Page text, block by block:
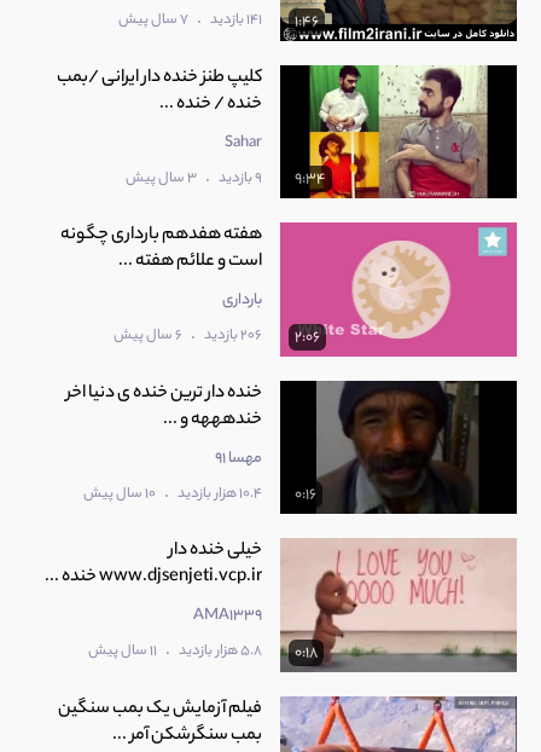
1:46 141 بازدید . 7 سال پیش
9:34
کلیپ طنز خنده دار ایرانی /بمب
خنده / خنده ...
Sahar
9 بازدید . 3 سال پیش
2:06
هفته هفدهم بارداری چگونه
است و علائم هفته ...
بارداری
206 بازدید . 6 سال پیش
0:16
خنده دار ترین خنده ی دنیا اخر
خندهههه و ...
مهسا 91
10.4 هزار بازدید . 10 سال پیش
0:18
خیلی خنده دار
www.djsenjeti.vcp.ir خنده ...
AMA1339
5.8 هزار بازدید . 11 سال پیش
فیلم آزمایش یک بمب سنگین
بمب سنگرشکن آمر ...